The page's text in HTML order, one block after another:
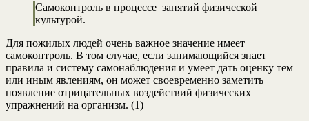
Самоконтроль в процессе занятий физической
культурой.
Для пожилых людей очень важное значение имеет
самоконтроль. В том случае, если занимающийся знает
правила и систему самонаблюдения и умеет дать оценку тем
или иным явлениям, он может своевременно заметить
появление отрицательных воздействий физических
упражнений на организм. (1)